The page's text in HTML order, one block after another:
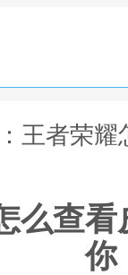
王者荣
么查
你